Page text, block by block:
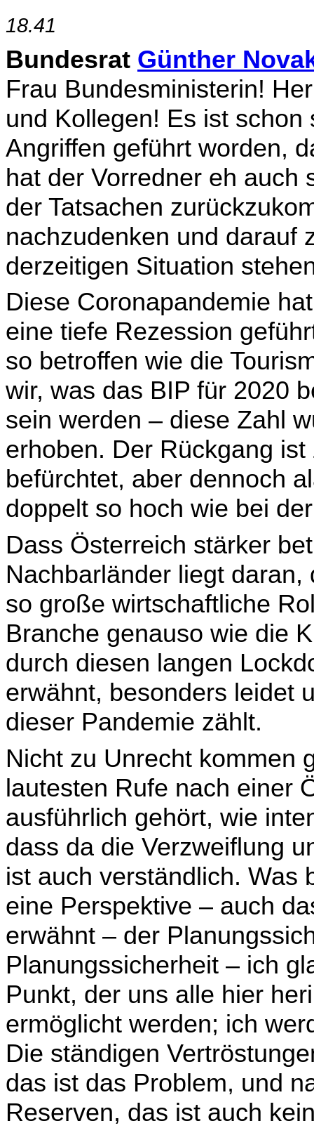
18.41
Bundesrat Günther
Frau Bundesministerin!
und Kollegen! Es ist
Angriffen geführt worden,
hat der Vorredner eh auch
der Tatsachen
nachzudenken und darauf
derzeitigen Situation
Diese Coronapandemie
eine tiefe Rezession
so betroffen wie die
wir, was das BIP für 2020
sein werden – diese Zahl
erhoben. Der Rückgang
befürchtet, aber dennoch
doppelt so hoch wie bei
Dass Österreich stärker
Nachbarländer liegt
so große wirtschaftliche
Bran­che genauso wie die
durch diesen langen
erwähnt, besonders leidet
dieser Pandemie zählt.
Nicht zu Unrecht kommen
lautesten Rufe nach einer
ausführlich gehört, wie
dass da die Verzweiflung
ist auch verständlich. Was
eine Perspektive – auch
erwähnt – der
Planungssicherheit – ich
Punkt, der uns alle hier
ermöglicht werden; ich
Die ständigen
das ist das Problem, und
Re­serven, das ist auch